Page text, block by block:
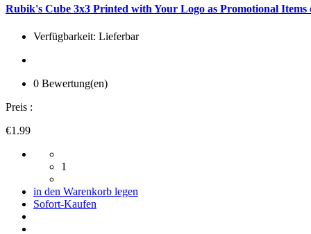
Rubik's Cube 3x3 Printed with Your Logo as Promotional
Verfügbarkeit: Lieferbar
0 Bewertung(en)
Preis :
€1.99
1
in den Warenkorb legen
Sofort-Kaufen